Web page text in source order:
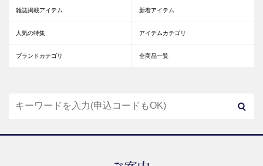
雑誌掲載アイテム 新着アイテム
人気の特集 アイテムカテゴリ
ブランドカテゴリ 全商品一覧